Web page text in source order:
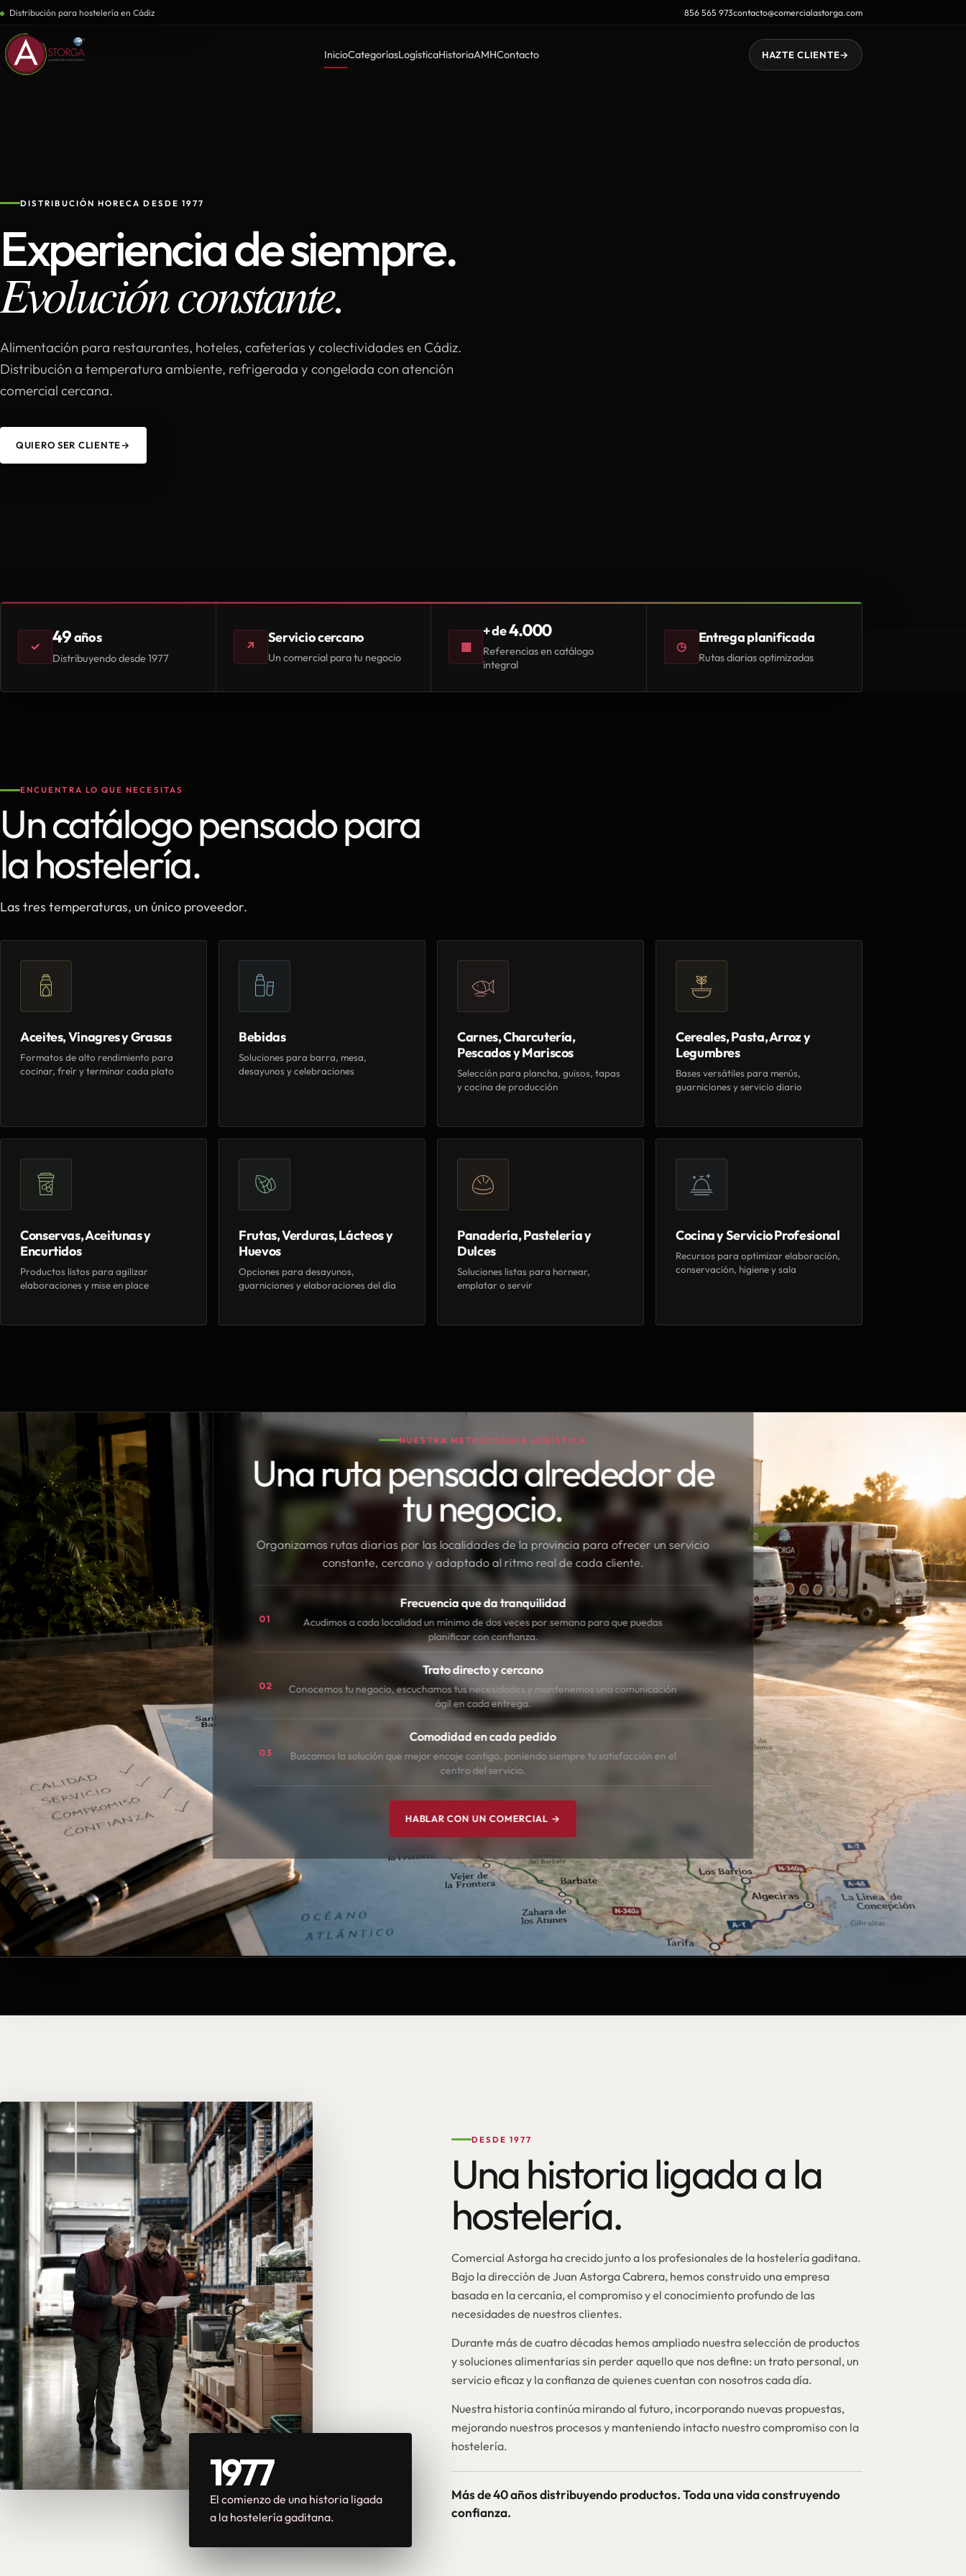
Distribución para hostelería en Cádiz 856 565 973contacto@comercialastorga.com
InicioCategoríasLogísticaHistoriaAMHContacto HAZTE CLIENTE→
DISTRIBUCIÓN HORECA DESDE 1977
Experiencia de siempre.
Evolución constante.
Alimentación para restaurantes, hoteles, cafeterías y colectividades en Cádiz.
Distribución a temperatura ambiente, refrigerada y congelada con atención
comercial cercana.
QUIERO SER CLIENTE→
✓ 49años
Distribuyendo desde 1977
↗
Servicio cercano
Un comercial para tu negocio
▦
+ de4.000
Referencias en catálogo
integral
◷
Entrega planificada
Rutas diarias optimizadas
ENCUENTRA LO QUE NECESITAS
Un catálogo pensado para
la hostelería.
Las tres temperaturas, un único proveedor.
Aceites, Vinagres y Grasas
Formatos de alto rendimiento para
cocinar, freír y terminar cada plato
Bebidas
Soluciones para barra, mesa,
desayunos y celebraciones
Carnes, Charcutería,
Pescados y Mariscos
Selección para plancha, guisos, tapas
y cocina de producción
Cereales, Pasta, Arroz y
Legumbres
Bases versátiles para menús,
guarniciones y servicio diario
Conservas, Aceitunas y
Encurtidos
Productos listos para agilizar
elaboraciones y mise en place
Frutas, Verduras, Lácteos y
Huevos
Opciones para desayunos,
guarniciones y elaboraciones del día
Panadería, Pastelería y
Dulces
Soluciones listas para hornear,
emplatar o servir
Cocina y Servicio Profesional
Recursos para optimizar elaboración,
conservación, higiene y sala
NUESTRA METODOLOGÍA LOGÍSTICA
Una ruta pensada alrededor de
tu negocio.
Organizamos rutas diarias por las localidades de la provincia para ofrecer un servicio
constante, cercano y adaptado al ritmo real de cada cliente.
01
Frecuencia que da tranquilidad
Acudimos a cada localidad un mínimo de dos veces por semana para que puedas
planificar con confianza.
02
Trato directo y cercano
Conocemos tu negocio, escuchamos tus necesidades y mantenemos una comunicación
ágil en cada entrega.
03
Comodidad en cada pedido
Buscamos la solución que mejor encaje contigo, poniendo siempre tu satisfacción en el
centro del servicio.
HABLAR CON UN COMERCIAL →
1977
El comienzo de una historia ligada
a la hostelería gaditana.
DESDE 1977
Una historia ligada a la
hostelería.
Comercial Astorga ha crecido junto a los profesionales de la hostelería gaditana.
Bajo la dirección de Juan Astorga Cabrera, hemos construido una empresa
basada en la cercanía, el compromiso y el conocimiento profundo de las
necesidades de nuestros clientes.
Durante más de cuatro décadas hemos ampliado nuestra selección de productos
y soluciones alimentarias sin perder aquello que nos define: un trato personal, un
servicio eficaz y la confianza de quienes cuentan con nosotros cada día.
Nuestra historia continúa mirando al futuro, incorporando nuevas propuestas,
mejorando nuestros procesos y manteniendo intacto nuestro compromiso con la
hostelería.
Más de 40 años distribuyendo productos. Toda una vida construyendo
confianza.